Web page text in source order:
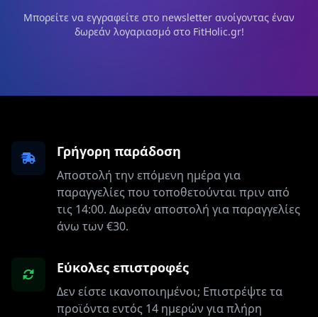
Μπορείτε να εγγραφείτε στο newsletter ανοίγοντας έναν
δωρεάν λογαριασμό στο FitHolic.gr!
Γρήγορη παράδοση
Αποστολή την επόμενη ημέρα για
παραγγελίες που τοποθετούνται πριν από
τις 14:00. Δωρεάν αποστολή για παραγγελίες
άνω των €30.
Εύκολες επιστροφές
Δεν είστε ικανοποιημένοι; Επιστρέψτε τα
προϊόντα εντός 14 ημερών για πλήρη